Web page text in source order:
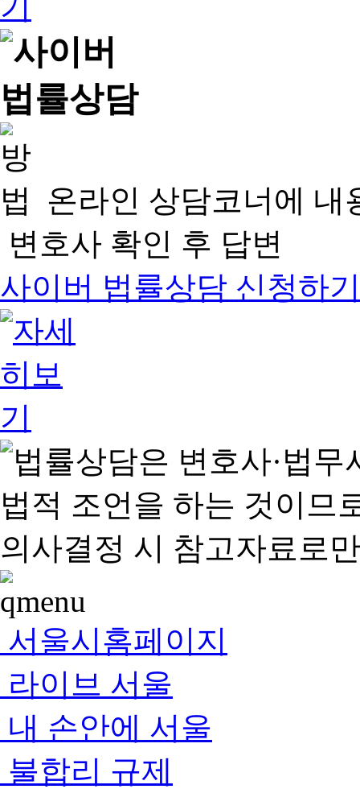
온라인 상담코너에 내
변호사 확인 후 답변
사이버 법률상담 신청하기
서울시홈페이지
라이브 서울
내 손안에 서울
불합리 규제